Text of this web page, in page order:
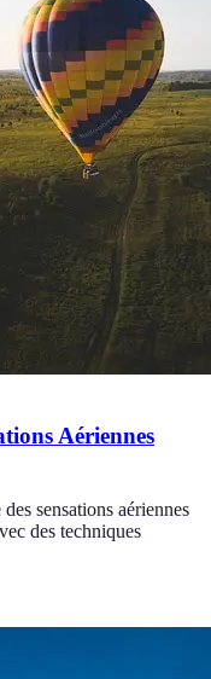
Aériennes
sensations aériennes
des techniques